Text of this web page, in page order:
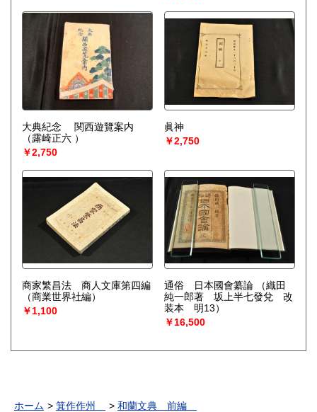
大典紀念 関西遊覽案内
（露崎正六 ）
￥2,750
眞神
￥2,750
商家繁昌法 商人文庫第四編
（商業世界社編）
￥1,100
通俗 日本國會纂論
（織田
純一郎著 坂上半七發兌 改
装本 明13）
￥16,500
ホーム 箕作作州 和蘭文典 前編